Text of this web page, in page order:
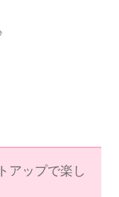
アップで楽し